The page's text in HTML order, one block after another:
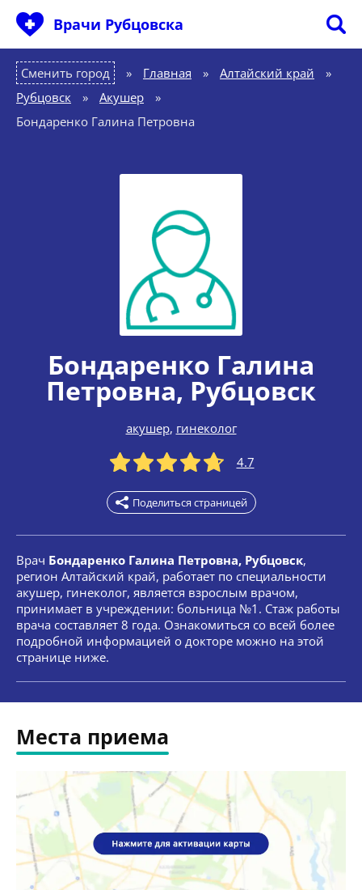
Врачи Рубцовска
Сменить город Главная » Алтайский край
»
Рубцовск
» Акушер
»
Бондаренко Галина Петровна
Бондаренко Галина
Петровна, Рубцовск
акушер, гинеколог
4.7
Поделиться страницей
Врач Бондаренко Галина Петровна, Рубцовск,
регион Алтайский край, работает по специальности
акушер, гинеколог, является взрослым врачом,
принимает в учреждении: больница №1. Стаж работы
врача составляет 8 года. Ознакомиться со всей более
подробной информацией о докторе можно на этой
странице ниже.
Места приема